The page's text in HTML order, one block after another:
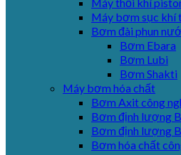
Máy bơm sục khí
Bơm đài phun
Bơm Ebara
Bơm Lubi
Bơm Shakti
Máy bơm hóa chất
Bơm Axit công
Bơm định lượng
Bơm định lượng
Bơm hóa chất